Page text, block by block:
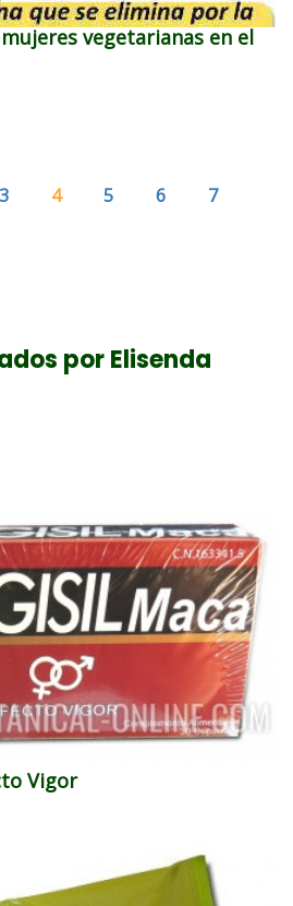
vegetarianas en el
3 4 5 6 7
por Elisenda
Vigor